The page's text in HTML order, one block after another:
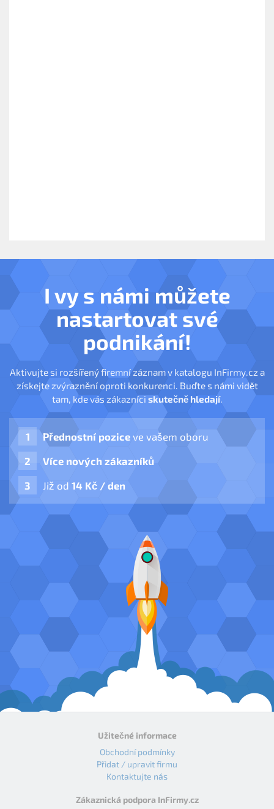
I vy s námi můžete
nastartovat své
podnikání!
Aktivujte si rozšířený firemní záznam v katalogu InFirmy.cz a
získejte zvýraznění oproti konkurenci. Buďte s námi vidět
tam, kde vás zákazníci skutečně hledají.
Přednostní pozice ve vašem oboru
Více nových zákazníků
Již od 14 Kč / den
Užitečné informace
Obchodní podmínky
Přidat / upravit firmu
Kontaktujte nás
Zákaznická podpora InFirmy.cz